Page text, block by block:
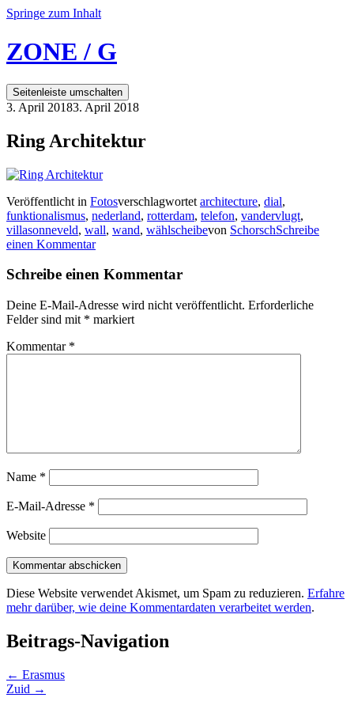
Springe zum Inhalt
ZONE / G
Seitenleiste umschalten
3. April 20183. April 2018
Ring Architektur
Veröffentlicht in Fotosverschlagwortet architecture, dial,
funktionalismus, nederland, rotterdam, telefon, vandervlugt,
villasonneveld, wall, wand, wählscheibevon SchorschSchreibe
einen Kommentar
Schreibe einen Kommentar
Deine E-Mail-Adresse wird nicht veröffentlicht. Erforderliche
Felder sind mit * markiert
Kommentar *
Name *
E-Mail-Adresse *
Website
Diese Website verwendet Akismet, um Spam zu reduzieren. Erfahre
mehr darüber, wie deine Kommentardaten verarbeitet werden.
Beitrags-Navigation
← Erasmus
Zuid →